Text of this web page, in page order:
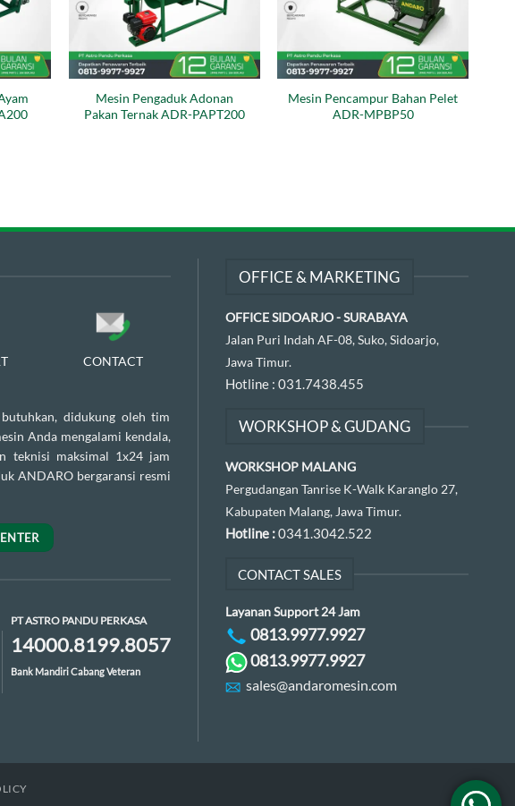
Mesin Pengaduk Adonan
Pakan Ternak ADR-PAPT200
Mesin Pencampur Bahan Pelet
ADR-MPBP50
CONTACT
didukung oleh tim
Anda mengalami kendala,
teknisi maksimal 1x24 jam
ANDARO bergaransi resmi
PT ASTRO PANDU PERKASA
14000.8199.8057
Bank Mandiri Cabang Veteran
OFFICE & MARKETING
OFFICE SIDOARJO - SURABAYA
Jalan Puri Indah AF-08, Suko, Sidoarjo,
Jawa Timur.
Hotline : 031.7438.455
WORKSHOP & GUDANG
WORKSHOP MALANG
Pergudangan Tanrise K-Walk Karanglo 27,
Kabupaten Malang, Jawa Timur.
Hotline :0341.3042.522
CONTACT SALES
Layanan Support 24 Jam
0813.9977.9927
0813.9977.9927
sales@andaromesin.com